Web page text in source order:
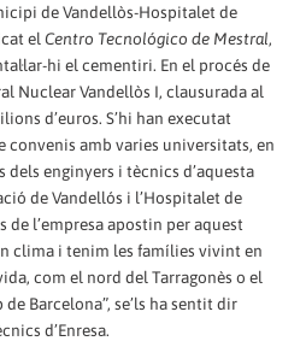
de Vandellòs-Hospitalet de
el Centro Tecnológico de Mestral,
hi el cementiri. En el procés de
Nuclear Vandellòs I, clausurada al
d’euros. S’hi han executat
convenis amb varies universitats, en
enginyers i tècnics d’aquesta
de Vandellós i l’Hospitalet de
de l’empresa apostin per aquest
clima i tenim les famílies vivint en
com el nord del Tarragonès o el
Barcelona”, se’ls ha sentit dir
d’Enresa.